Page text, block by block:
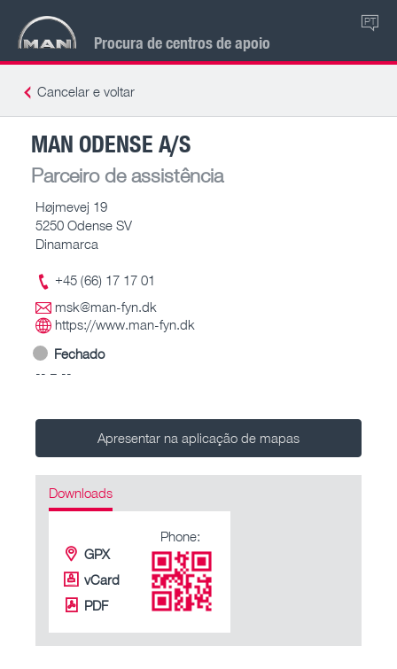
Procura de centros de apoio
PT
Cancelar e voltar
MAN ODENSE A/S
Parceiro de assistência
Højmevej 19
5250 Odense SV
Dinamarca
+45 (66) 17 17 01
msk@man-fyn.dk
https://www.man-fyn.dk
Fechado
-- – --
Apresentar na aplicação de mapas
Downloads
GPX
vCard
PDF
Phone: